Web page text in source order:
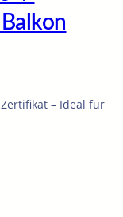
– Ideal für